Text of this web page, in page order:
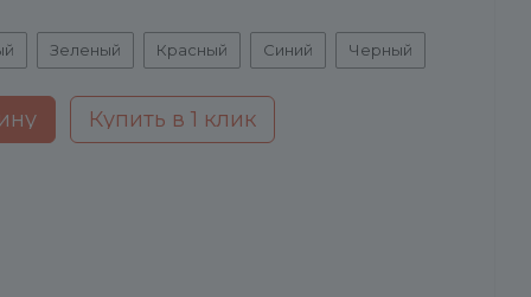
Зеленый Красный Синий Черный
Купить в 1 клик